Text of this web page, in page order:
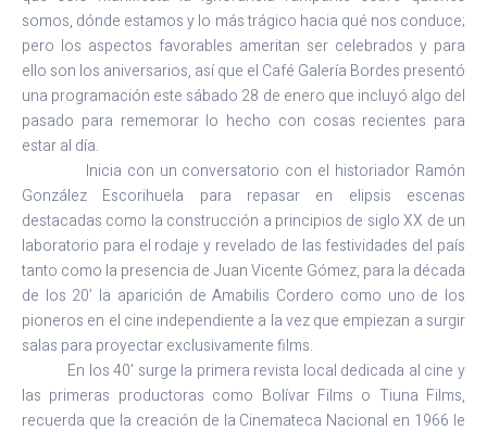
somos, dónde estamos y lo más trágico hacia qué nos conduce;
pero los aspectos favorables ameritan ser celebrados y para
ello son los aniversarios, así que el Café Galería Bordes presentó
una programación este sábado 28 de enero que incluyó algo del
pasado para rememorar lo hecho con cosas recientes para
estar al día.
Inicia con un conversatorio con el historiador Ramón
González Escorihuela para repasar en elipsis escenas
destacadas como la construcción a principios de siglo XX de un
laboratorio para el rodaje y revelado de las festividades del país
tanto como la presencia de Juan Vicente Gómez, para la década
de los 20’ la aparición de Amabilis Cordero como uno de los
pioneros en el cine independiente a la vez que empiezan a surgir
salas para proyectar exclusivamente films.
En los 40’ surge la primera revista local dedicada al cine y
las primeras productoras como Bolívar Films o Tiuna Films,
recuerda que la creación de la Cinemateca Nacional en 1966 le